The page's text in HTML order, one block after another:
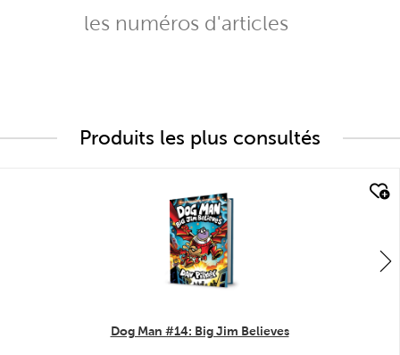
les numéros d'articles
Produits les plus consultés
Dog Man #14: Big Jim Believes